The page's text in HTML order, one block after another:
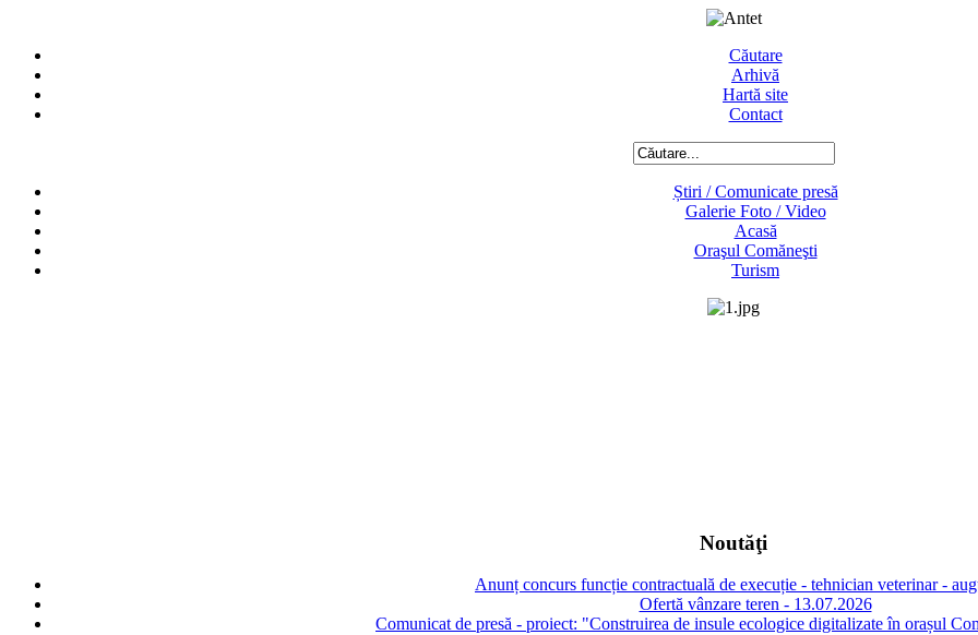
Căutare
Arhivă
Hartă site
Contact
Știri / Comunicate presă
Galerie Foto / Video
Acasă
Oraşul Comăneşti
Turism
Noutăţi
Anunț concurs funcție contractuală de execuție - tehnician veterinar -
Ofertă vânzare teren - 13.07.2026
Comunicat de presă - proiect: "Construirea de insule ecologice digitalizate în orașul